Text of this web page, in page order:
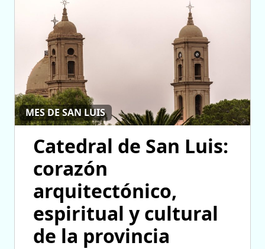
MES DE SAN LUIS
Catedral de San Luis:
corazón
arquitectónico,
espiritual y cultural
de la provincia